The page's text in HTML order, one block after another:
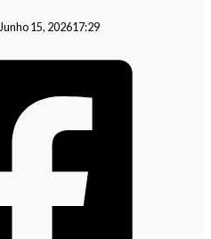
Junho 15, 202617:29